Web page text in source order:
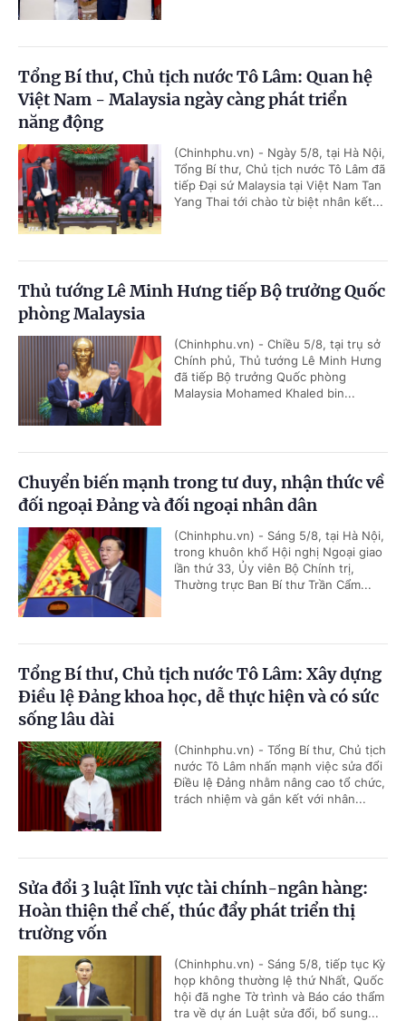
Tổng Bí thư, Chủ tịch nước Tô Lâm: Quan hệ
Việt Nam - Malaysia ngày càng phát triển
năng động
(Chinhphu.vn) - Ngày 5/8, tại Hà Nội,
Tổng Bí thư, Chủ tịch nước Tô Lâm đã
tiếp Đại sứ Malaysia tại Việt Nam Tan
Yang Thai tới chào từ biệt nhân kết...
Thủ tướng Lê Minh Hưng tiếp Bộ trưởng Quốc
phòng Malaysia
(Chinhphu.vn) - Chiều 5/8, tại trụ sở
Chính phủ, Thủ tướng Lê Minh Hưng
đã tiếp Bộ trưởng Quốc phòng
Malaysia Mohamed Khaled bin...
Chuyển biến mạnh trong tư duy, nhận thức về
đối ngoại Đảng và đối ngoại nhân dân
(Chinhphu.vn) - Sáng 5/8, tại Hà Nội,
trong khuôn khổ Hội nghị Ngoại giao
lần thứ 33, Ủy viên Bộ Chính trị,
Thường trực Ban Bí thư Trần Cẩm...
Tổng Bí thư, Chủ tịch nước Tô Lâm: Xây dựng
Điều lệ Đảng khoa học, dễ thực hiện và có sức
sống lâu dài
(Chinhphu.vn) - Tổng Bí thư, Chủ tịch
nước Tô Lâm nhấn mạnh việc sửa đổi
Điều lệ Đảng nhằm nâng cao tổ chức,
trách nhiệm và gắn kết với nhân...
Sửa đổi 3 luật lĩnh vực tài chính-ngân hàng:
Hoàn thiện thể chế, thúc đẩy phát triển thị
trường vốn
(Chinhphu.vn) - Sáng 5/8, tiếp tục Kỳ
họp không thường lệ thứ Nhất, Quốc
hội đã nghe Tờ trình và Báo cáo thẩm
tra về dự án Luật sửa đổi, bổ sung...